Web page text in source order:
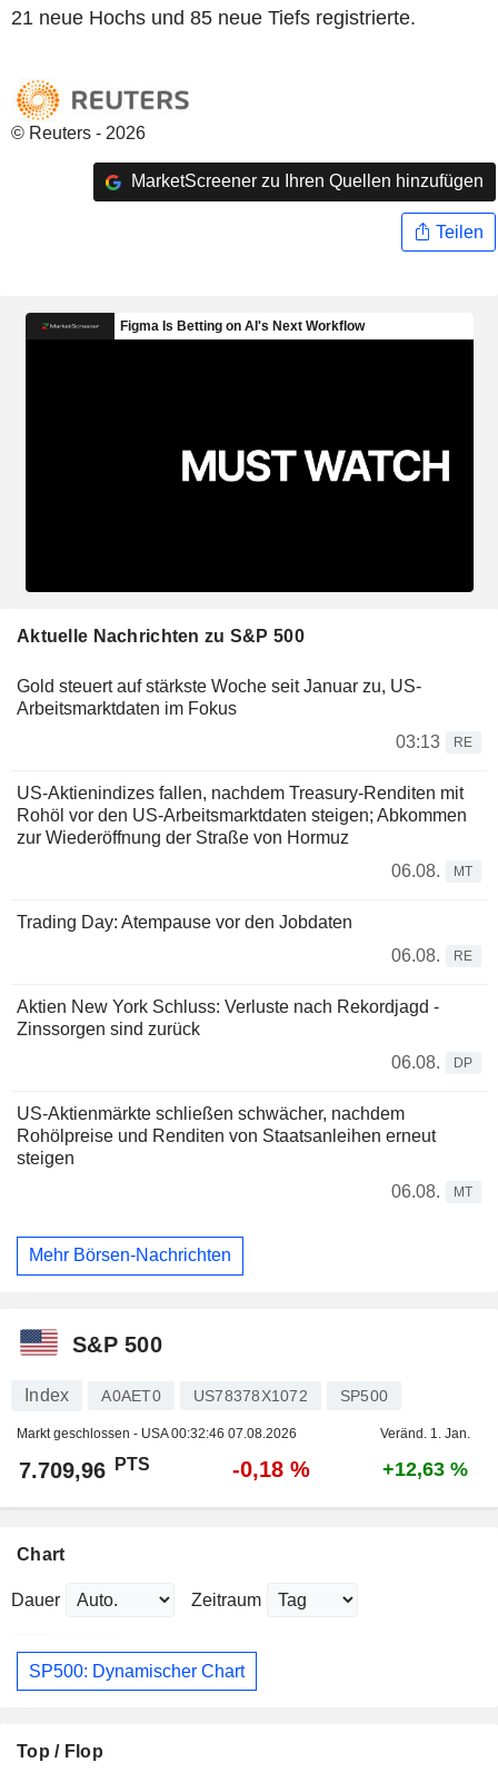
21 neue Hochs und 85 neue Tiefs registrierte.
© Reuters - 2026
MarketScreener zu Ihren Quellen hinzufügen
Teilen
Aktuelle Nachrichten zu S&P 500
Gold steuert auf stärkste Woche seit Januar zu, US-
Arbeitsmarktdaten im Fokus
03:13
RE
US-Aktienindizes fallen, nachdem Treasury-Renditen mit
Rohöl vor den US-Arbeitsmarktdaten steigen; Abkommen
zur Wiederöffnung der Straße von Hormuz
06.08.
MT
Trading Day: Atempause vor den Jobdaten
06.08.
RE
Aktien New York Schluss: Verluste nach Rekordjagd -
Zinssorgen sind zurück
06.08.
DP
US-Aktienmärkte schließen schwächer, nachdem
Rohölpreise und Renditen von Staatsanleihen erneut
steigen
06.08.
MT
Mehr Börsen-Nachrichten
S&P 500
Index A0AET0 US78378X1072 SP500
Markt geschlossen - USA00:32:46 07.08.2026 Veränd. 1. Jan.
7.709,96 PTS -0,18 % +12,63 %
Chart
Dauer Zeitraum
SP500: Dynamischer Chart
Top / Flop